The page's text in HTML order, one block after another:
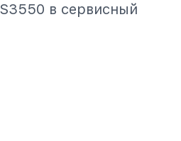
в сервисный